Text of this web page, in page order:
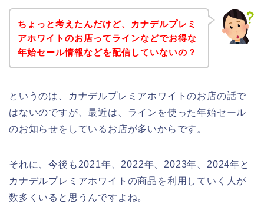
ちょっと考えたんだけど、カナデルプレミ
アホワイトのお店ってラインなどでお得な
年始セール情報などを配信していないの？
というのは、カナデルプレミアホワイトのお店の話で
はないのですが、最近は、ラインを使った年始セール
のお知らせをしているお店が多いからです。
それに、今後も2021年、2022年、2023年、2024年と
カナデルプレミアホワイトの商品を利用していく人が
数多くいると思うんですよね。